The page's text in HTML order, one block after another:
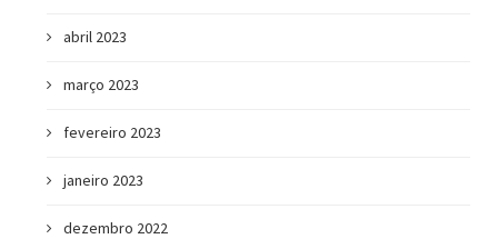
abril 2023
março 2023
fevereiro 2023
janeiro 2023
dezembro 2022